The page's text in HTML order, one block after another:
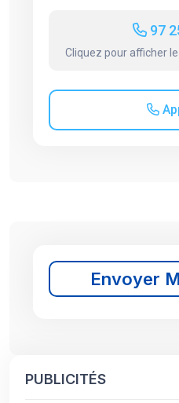
97
Cliquez pour afficher
Envoyer
PUBLICITÉS